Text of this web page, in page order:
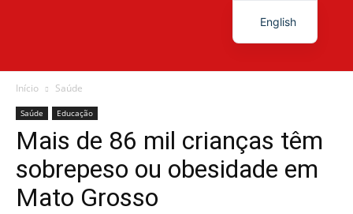
Diário
News
Início Saúde
Saúde Educação
Mais de 86 mil crianças têm
sobrepeso ou obesidade em
Mato Grosso
English